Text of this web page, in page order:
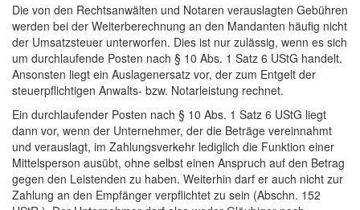
Die von den Rechtsanwälten und Notaren verauslagten Gebühren
werden bei der Weiterberechnung an den Mandanten häufig nicht
der Umsatzsteuer unterworfen. Dies ist nur zulässig, wenn es sich
um durchlaufende Posten nach § 10 Abs. 1 Satz 6 UStG handelt.
Ansonsten liegt ein Auslagenersatz vor, der zum Entgelt der
steuerpflichtigen Anwalts- bzw. Notarleistung rechnet.
Ein durchlaufender Posten nach § 10 Abs. 1 Satz 6 UStG liegt
dann vor, wenn der Unternehmer, der die Beträge vereinnahmt
und verauslagt, im Zahlungsverkehr lediglich die Funktion einer
Mittelsperson ausübt, ohne selbst einen Anspruch auf den Betrag
gegen den Leistenden zu haben. Weiterhin darf er auch nicht zur
Zahlung an den Empfänger verpflichtet zu sein (Abschn. 152